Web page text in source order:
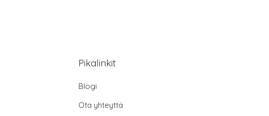
Pikalinkit
Blogi
Ota yhteyttä